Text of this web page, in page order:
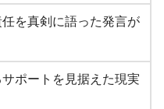
を真剣に語った発言が
ポートを見据えた現実